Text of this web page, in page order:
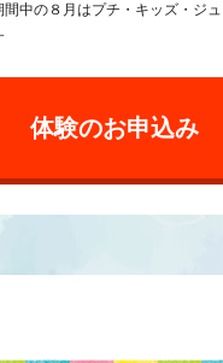
中の８月はプチ・キッズ・ジ
体験のお申込み